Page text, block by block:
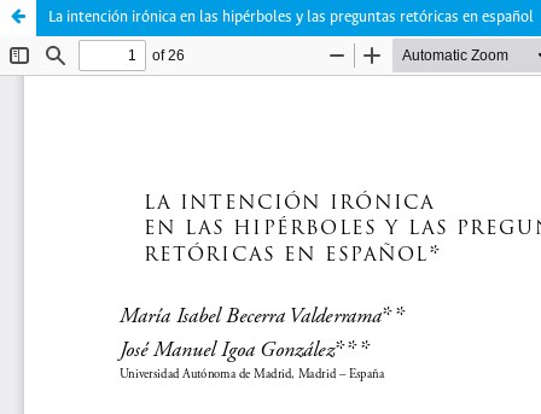
La intención irónica en las hipérboles y las preguntas retóricas en español